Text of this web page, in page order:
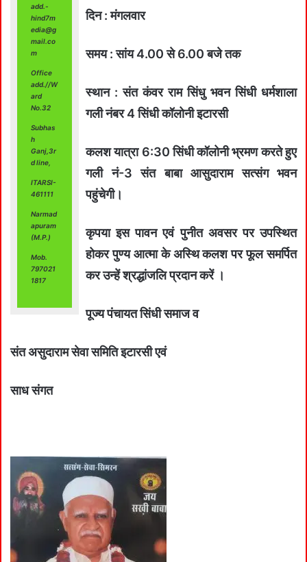
add.-
hind7m
edia@g
mail.co
m
Office
add.//W
ard
No.32
Subhas
h
Ganj,3r
d line,
ITARSI-
461111
Narmad
apuram
(M.P.)
Mob.
797021
1817
दिन : मंगलवार
समय : सांय 4.00 से 6.00 बजे तक
स्थान : संत कंवर राम सिंधु भवन सिंधी धर्मशाला
गली नंबर 4 सिंधी कॉलोनी इटारसी
कलश यात्रा 6:30 सिंधी कॉलोनी भ्रमण करते हुए
गली नं-3 संत बाबा आसुदाराम सत्संग भवन
पहुंचेगी।
कृपया इस पावन एवं पुनीत अवसर पर उपस्थित
होकर पुण्य आत्मा के अस्थि कलश पर फूल समर्पित
कर उन्हें श्रद्धांजलि प्रदान करें ।
पूज्य पंचायत सिंधी समाज व
संत असुदाराम सेवा समिति इटारसी एवं
साध संगत